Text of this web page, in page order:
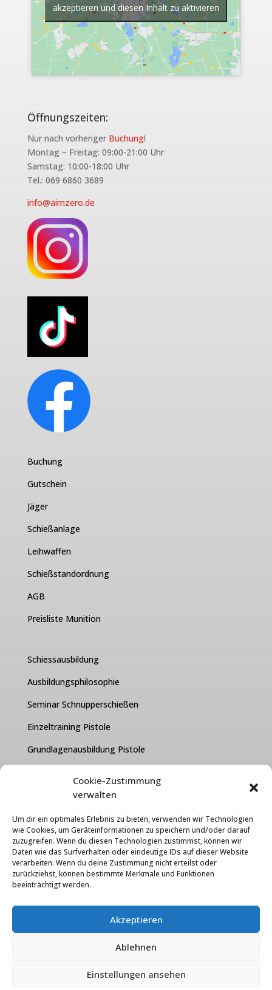
Cookie-Zustimmung
verwalten
Um dir ein optimales Erlebnis zu bieten, verwenden wir Technologien
wie Cookies, um Geräteinformationen zu speichern und/oder darauf
zuzugreifen. Wenn du diesen Technologien zustimmst, können wir
Daten wie das Surfverhalten oder eindeutige IDs auf dieser Website
verarbeiten. Wenn du deine Zustimmung nicht erteilst oder
zurückziehst, können bestimmte Merkmale und Funktionen
beeinträchtigt werden.
Akzeptieren
Ablehnen
Einstellungen ansehen
akzeptieren und diesen Inhalt zu aktivieren
Öffnungszeiten:
Nur nach vorheriger Buchung!
Montag – Freitag: 09:00-21:00 Uhr
Samstag: 10:00-18:00 Uhr
Tel.: 069 6860 3689
info@aimzero.de
Buchung
Gutschein
Jäger
Schießanlage
Leihwaffen
Schießstandordnung
AGB
Preisliste Munition
Schiessausbildung
Ausbildungsphilosophie
Seminar Schnupperschießen
Einzeltraining Pistole
Grundlagenausbildung Pistole
Über uns
Kontakt
Karriere
Datenschutzerklärung